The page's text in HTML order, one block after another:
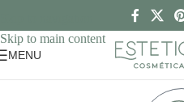
Skip to main content
MENU